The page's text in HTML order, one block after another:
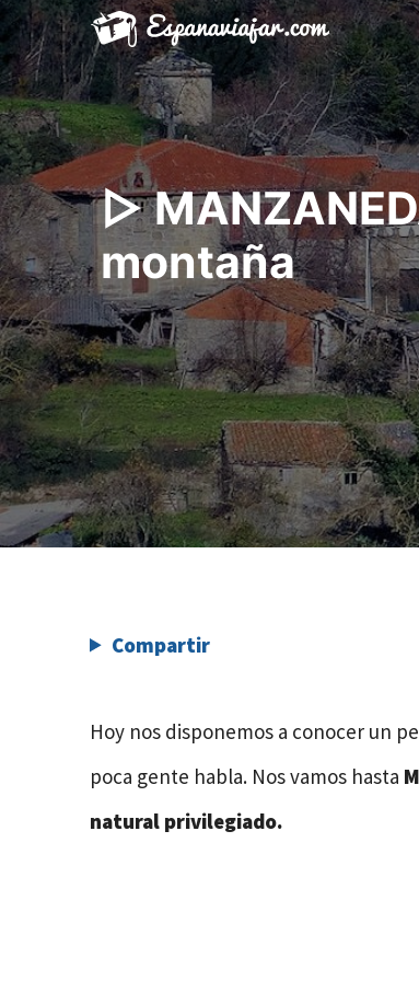
Saltar
al
contenido
▷
montaña
Compartir
Hoy nos disponemos a conocer un
poca gente habla. Nos vamos hasta
natural privilegiado.